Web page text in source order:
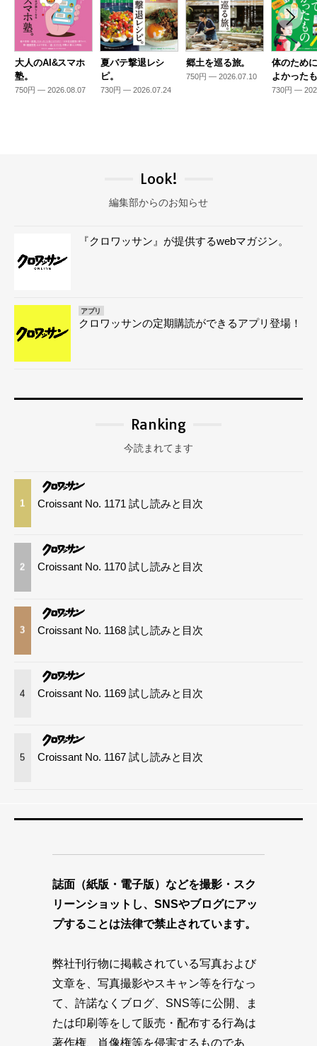
大人のAI&スマホ
塾。
750円 — 2026.08.07
夏バテ撃退レシ
ピ。
730円 — 2026.07.24
郷土を巡る旅。
750円 — 2026.07.10
体のため
よかった
730円 —
Look!
編集部からのお知らせ
『クロワッサン』が提供するwebマガジン。
アプリ
クロワッサンの定期購読ができるアプリ登場！
Ranking
今読まれてます
1 Croissant No. 1171 試し読みと目次
2 Croissant No. 1170 試し読みと目次
3 Croissant No. 1168 試し読みと目次
4 Croissant No. 1169 試し読みと目次
5 Croissant No. 1167 試し読みと目次
誌面（紙版・電子版）などを撮影・スク
リーンショットし、SNSやブログにアッ
プすることは法律で禁止されています。
弊社刊行物に掲載されている写真および
文章を、写真撮影やスキャン等を行なっ
て、許諾なくブログ、SNS等に公開、ま
たは印刷等をして販売・配布する行為は
著作権、肖像権等を侵害するものであ